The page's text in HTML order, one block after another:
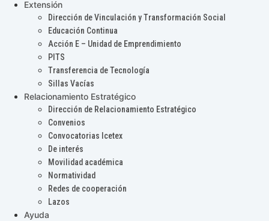
Extensión
Dirección de Vinculación y Transformación Social
Educación Continua
Acción E – Unidad de Emprendimiento
PITS
Transferencia de Tecnología
Sillas Vacías
Relacionamiento Estratégico
Dirección de Relacionamiento Estratégico
Convenios
Convocatorias Icetex
De interés
Movilidad académica
Normatividad
Redes de cooperación
Lazos
Ayuda